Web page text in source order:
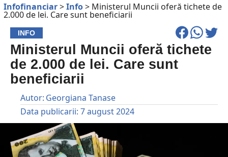
Infofinanciar>Info> Ministerul Muncii oferă tichete de
2.000 de lei. Care sunt beneficiarii
INFO
Ministerul Muncii oferă tichete
de 2.000 de lei. Care sunt
beneficiarii
Autor: Georgiana Tanase
Data publicarii: 7 august 2024